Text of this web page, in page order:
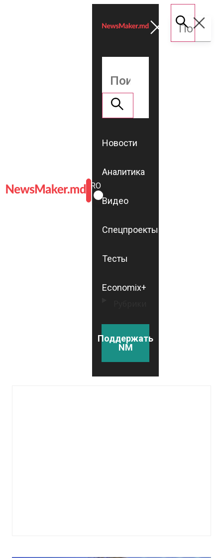
ROMÂNĂ
RU
Новости
Аналитика
Видео
Спецпроекты
Тесты
Economix+
Поддержать
NM